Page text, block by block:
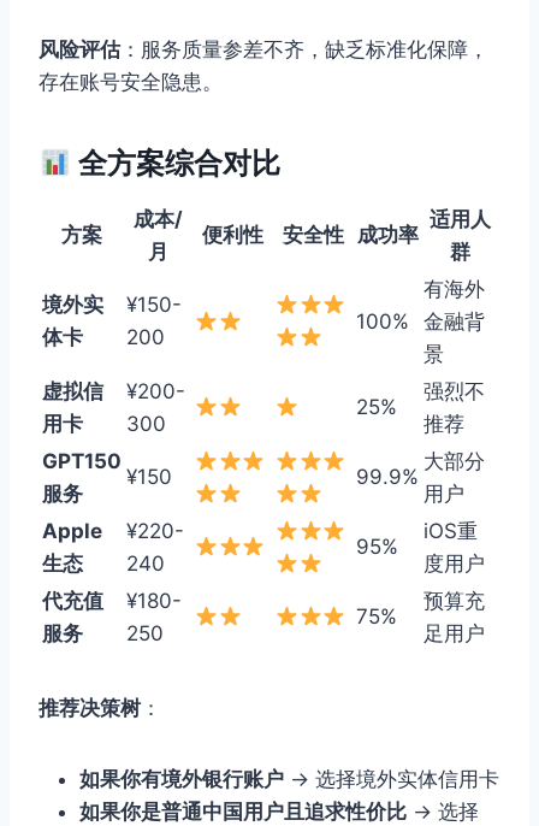
风险评估：服务质量参差不齐，缺乏标准化保障，
存在账号安全隐患。
全方案综合对比
方案
成本/
月
便利性 安全性 成功率
适用人
群
境外实
体卡
¥150-
200
100%
有海外
金融背
景
虚拟信
用卡
¥200-
300
25%
强烈不
推荐
GPT150
服务
¥150 99.9%
大部分
用户
Apple
生态
¥220-
240
95%
iOS重
度用户
代充值
服务
¥180-
250
75%
预算充
足用户
推荐决策树 ：
如果你有境外银行账户 → 选择境外实体信用卡
如果你是普通中国用户且追求性价比 → 选择